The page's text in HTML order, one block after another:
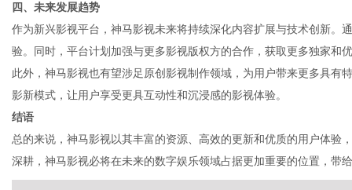
四、未来发展趋势
作为新兴影视平台，神马影视未来将持续深化内容扩展与技术创新。
验。同时，平台计划加强与更多影视版权方的合作，获取更多独家和
此外，神马影视也有望涉足原创影视制作领域，为用户带来更多具有
影新模式，让用户享受更具互动性和沉浸感的影视体验。
结语
总的来说，神马影视以其丰富的资源、高效的更新和优质的用户体验
深耕，神马影视必将在未来的数字娱乐领域占据更加重要的位置，带